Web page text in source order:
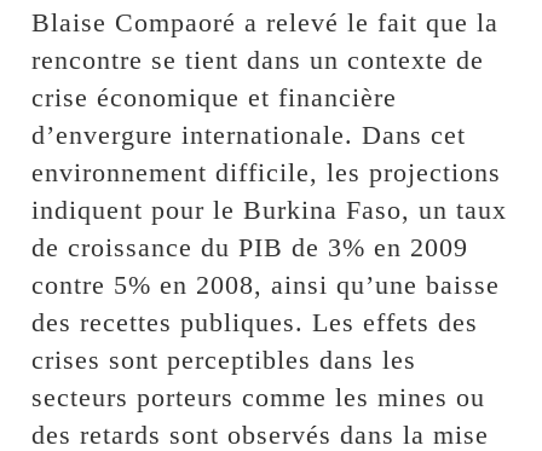
Blaise Compaoré a relevé le fait que la
rencontre se tient dans un contexte de
crise économique et financière
d’envergure internationale. Dans cet
environnement difficile, les projections
indiquent pour le Burkina Faso, un taux
de croissance du PIB de 3% en 2009
contre 5% en 2008, ainsi qu’une baisse
des recettes publiques. Les effets des
crises sont perceptibles dans les
secteurs porteurs comme les mines ou
des retards sont observés dans la mise